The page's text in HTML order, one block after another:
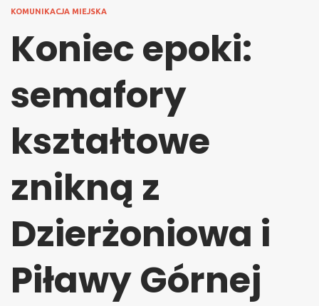
KOMUNIKACJA MIEJSKA
Koniec epoki:
semafory
kształtowe
znikną z
Dzierżoniowa i
Piławy Górnej